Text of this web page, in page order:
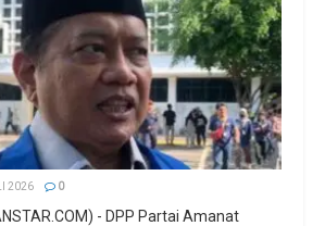
2026 0
- DPP Partai Amanat